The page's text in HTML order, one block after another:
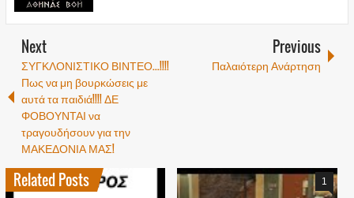
Next
ΣΥΓΚΛΟΝΙΣΤΙΚΟ ΒΙΝΤΕΟ...!!!!
Πως να μη βουρκώσεις με
αυτά τα παιδιά!!!! ΔΕ
ΦΟΒΟΥΝΤΑΙ να
τραγουδήσουν για την
ΜΑΚΕΔΟΝΙΑ ΜΑΣ!
Previous
Παλαιότερη Ανάρτηση
Related Posts 1